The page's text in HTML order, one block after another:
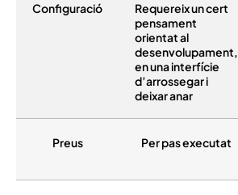
Configuració
Requereix un cert
pensament
orientat al
desenvolupament,
en una interfície
d’arrossegar i
deixar anar
Preus Per pas executat